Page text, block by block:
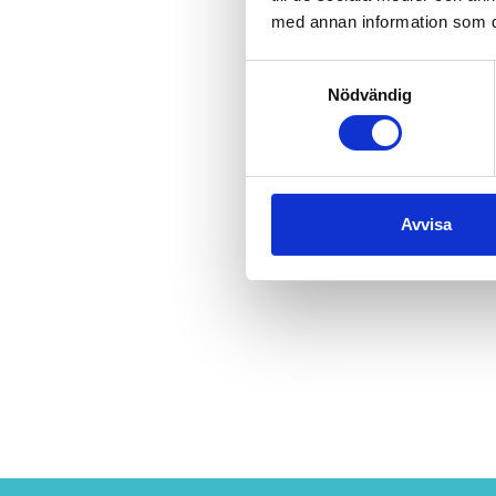
med annan information som
Nödvändig
Avvisa